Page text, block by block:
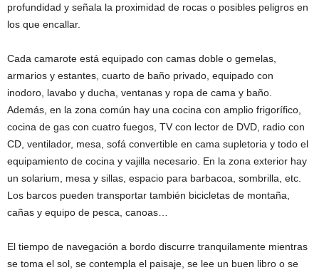
profundidad y señala la proximidad de rocas o posibles peligros en
los que encallar.
Cada camarote está equipado con camas doble o gemelas,
armarios y estantes, cuarto de baño privado, equipado con
inodoro, lavabo y ducha, ventanas y ropa de cama y baño.
Además, en la zona común hay una cocina con amplio frigorífico,
cocina de gas con cuatro fuegos, TV con lector de DVD, radio con
CD, ventilador, mesa, sofá convertible en cama supletoria y todo el
equipamiento de cocina y vajilla necesario. En la zona exterior hay
un solarium, mesa y sillas, espacio para barbacoa, sombrilla, etc.
Los barcos pueden transportar también bicicletas de montaña,
cañas y equipo de pesca, canoas…
El tiempo de navegación a bordo discurre tranquilamente mientras
se toma el sol, se contempla el paisaje, se lee un buen libro o se